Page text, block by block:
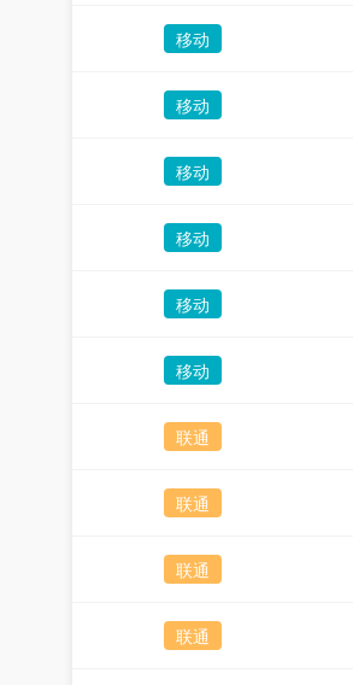
移动
移动
移动
移动
移动
移动
联通
联通
联通
联通